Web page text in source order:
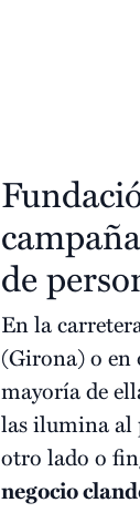
de
En la
(Girona) o en
mayoría de
las ilumina al
otro lado o
negocio